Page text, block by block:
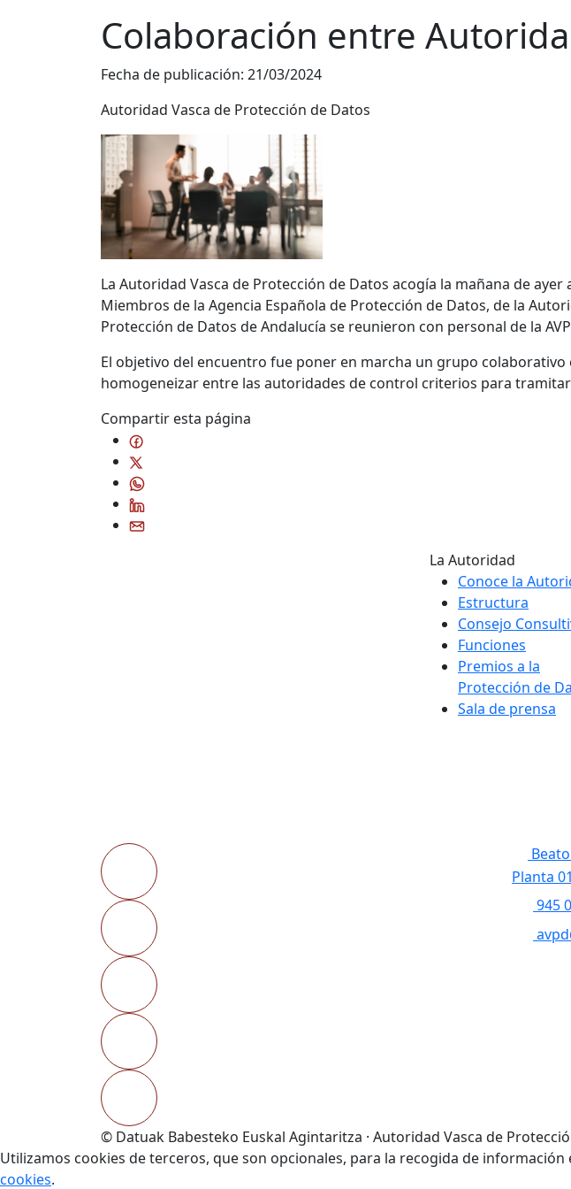
Colaboración entre
Fecha de publicación: 21/03/2024
Autoridad Vasca de Protección de Datos
La Autoridad Vasca de Protección de Datos acogía la mañana de
Miembros de la Agencia Española de Protección de Datos, de la
Protección de Datos de Andalucía se reunieron con personal de la
El objetivo del encuentro fue poner en marcha un grupo
homogeneizar entre las autoridades de control criterios para
Compartir esta página
La Autoridad
Conoce la
Estructura
Consejo
Funciones
Premios a la
Protección de
Sala de prensa
Planta
945
© Datuak Babesteko Euskal Agintaritza · Autoridad Vasca de
Utilizamos cookies de terceros, que son opcionales, para la recogida de
cookies.